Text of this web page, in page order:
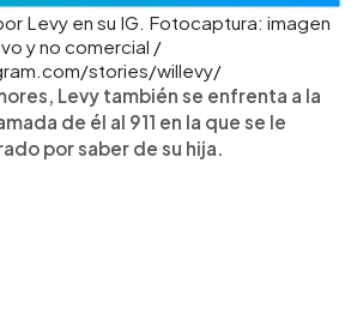
Levy en su IG. Fotocaptura: imagen
y no comercial /
stories/willevy/
Levy también se enfrenta a la
de él al 911 en la que se le
por saber de su hija.